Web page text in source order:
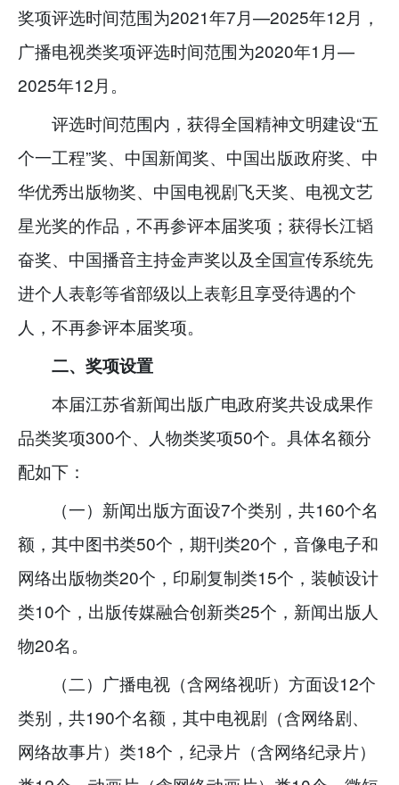
奖项评选时间范围为2021年7月—2025年12月，
广播电视类奖项评选时间范围为2020年1月—
2025年12月。
评选时间范围内，获得全国精神文明建设“五
个一工程”奖、中国新闻奖、中国出版政府奖、中
华优秀出版物奖、中国电视剧飞天奖、电视文艺
星光奖的作品，不再参评本届奖项；获得长江韬
奋奖、中国播音主持金声奖以及全国宣传系统先
进个人表彰等省部级以上表彰且享受待遇的个
人，不再参评本届奖项。
二、奖项设置
本届江苏省新闻出版广电政府奖共设成果作
品类奖项300个、人物类奖项50个。具体名额分
配如下：
（一）新闻出版方面设7个类别，共160个名
额，其中图书类50个，期刊类20个，音像电子和
网络出版物类20个，印刷复制类15个，装帧设计
类10个，出版传媒融合创新类25个，新闻出版人
物20名。
（二）广播电视（含网络视听）方面设12个
类别，共190个名额，其中电视剧（含网络剧、
网络故事片）类18个，纪录片（含网络纪录片）